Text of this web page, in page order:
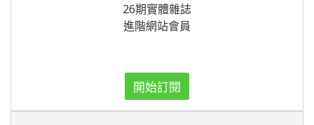
26期實體雜誌
進階網站會員
開始訂閱